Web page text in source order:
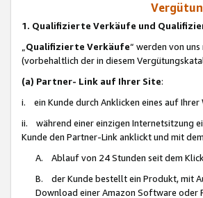
1. Qualifizierte Verkäufe und
Qualifizierte Verkäufe“ werden von
(vorbehaltlich der in diesem
(a) Partner- Link auf Ihrer Site:
i. ein Kunde durch Anklicken eines auf
ii. während einer einzigen Internetsitzung
Kunde den Partner-Link anklickt und mit
A. Ablauf von 24 Stunden seit dem
B. der Kunde bestellt ein Produkt, mit
Download einer Amazon Software oder